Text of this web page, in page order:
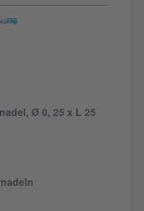
Ø 0, 25 x L 25